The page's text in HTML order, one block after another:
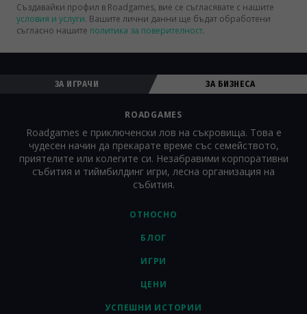
Създавайки профил в Roadgames, вие се съгласявате с нашите
условия и услуги. Вашите лични данни ще бъдат обработени
съгласно нашите политика за поверителност.
ЗА ИГРАЧИ ЗА БИЗНЕСА
ОТНОСНО
БЛОГ
ИГРИ
ЦЕНИ
УСПЕШНИ ИСТОРИИ
ROADGAMES
Roadgames е приключенски лов на съкровища. Това е
чудесен начин да прекарате време със семейството,
приятелите или колегите си. Незабравими корпоративни
събития и тиймбилдинг игри, лесна организация на
събития.